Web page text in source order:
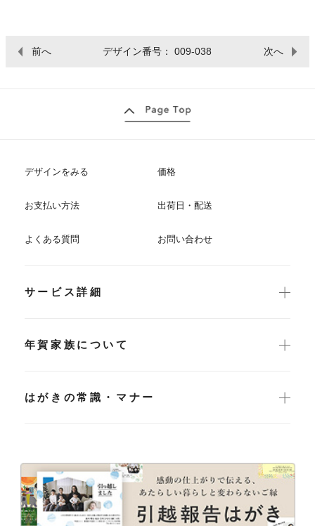
前へ デザイン番号： 009-038 次へ
デザインをみる 価格
お支払い方法 出荷日・配送
よくある質問 お問い合わせ
サービス詳細
年賀家族について
はがきの常識・マナー